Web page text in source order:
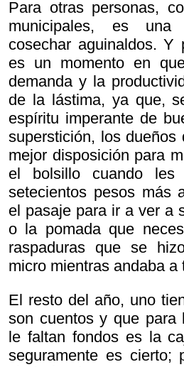
Para otras personas,
municipales, es una
cosechar aguinaldos. Y
es un momento en
demanda y la
de la lástima, ya que,
espíritu imperante de
superstición, los dueños
mejor disposición para
el bolsillo cuando les
setecientos pesos más
el pasaje para ir a ver a
o la pomada que
raspaduras que se
micro mientras andaba a
El resto del año, uno
son cuentos y que para
le faltan fondos es la
seguramente es cierto;